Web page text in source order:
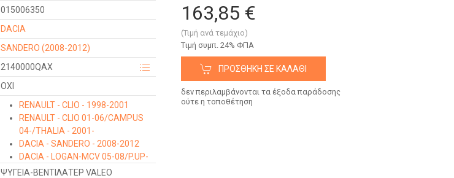
015006350
DACIA
SANDERO (2008-2012)
2140000QAX
ΟΧΙ
RENAULT - CLIO - 1998-2001
RENAULT - CLIO 01-06/CAMPUS
04-/THALIA - 2001-
DACIA - SANDERO - 2008-2012
DACIA - LOGAN-MCV 05-08/P.UP-
VAN - 2009-2012
ΨΥΓΕΙΑ-ΒΕΝΤΙΛΑΤΕΡ VALEO
163,85 €
(Τιμή ανά τεμάχιο)
Tιμή συμπ. 24% ΦΠΑ
ΠΡΟΣΘΉΚΗ ΣΕ ΚΑΛΆΘΙ
δεν περιλαμβάνονται τα έξοδα παράδοσης
ούτε η τοποθέτηση